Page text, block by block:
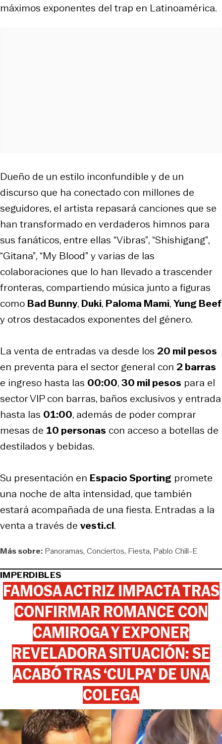
máximos exponentes del trap en Latinoamérica.
Dueño de un estilo inconfundible y de un
discurso que ha conectado con millones de
seguidores, el artista repasará canciones que se
han transformado en verdaderos himnos para
sus fanáticos, entre ellas “Vibras”, “Shishigang”,
“Gitana”, “My Blood” y varias de las
colaboraciones que lo han llevado a trascender
fronteras, compartiendo música junto a figuras
como Bad Bunny, Duki, Paloma Mami,Yung Beef
y otros destacados exponentes del género.
La venta de entradas va desde los 20 mil pesos
en preventa para el sector general con 2 barras
e ingreso hasta las 00:00,30 mil pesos para el
sector VIP con barras, baños exclusivos y entrada
hasta las 01:00, además de poder comprar
mesas de 10 personas con acceso a botellas de
destilados y bebidas.
Su presentación en Espacio Sporting promete
una noche de alta intensidad, que también
estará acompañada de una fiesta. Entradas a la
venta a través de vesti.cl.
Más sobre: Panoramas Conciertos Fiesta Pablo Chill-E
IMPERDIBLES
FAMOSA ACTRIZ IMPACTA TRAS
CONFIRMAR ROMANCE CON
CAMIROGA Y EXPONER
REVELADORA SITUACIÓN: SE
ACABÓ TRAS ‘CULPA’ DE UNA
COLEGA